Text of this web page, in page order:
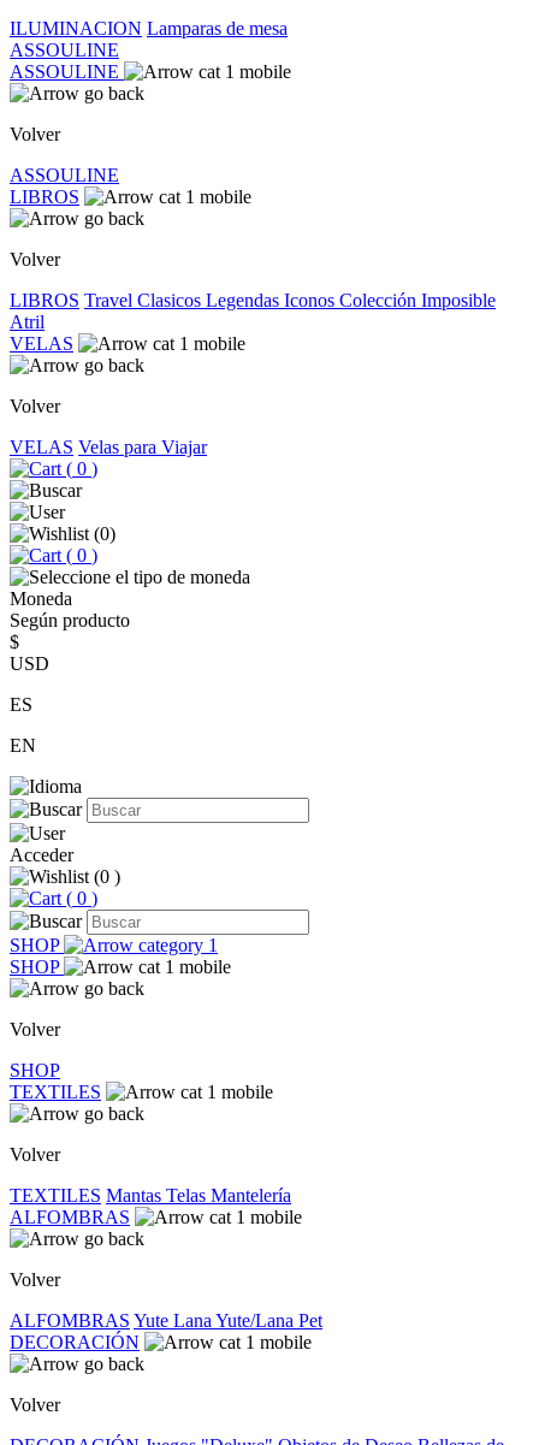
ILUMINACION Lamparas de mesa
ASSOULINE
ASSOULINE
Volver
ASSOULINE
LIBROS
Volver
LIBROS Travel Clasicos Legendas Iconos Colección Imposible
Atril
VELAS
Volver
VELAS Velas para Viajar
( 0 )
(0)
( 0 )
Moneda
Según producto
$
USD
ES
EN
Acceder
(0 )
( 0 )
SHOP
SHOP
Volver
SHOP
TEXTILES
Volver
TEXTILES Mantas Telas Mantelería
ALFOMBRAS
Volver
ALFOMBRAS Yute Lana Yute/Lana Pet
DECORACIÓN
Volver